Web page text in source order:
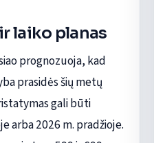
laiko planas
prognozuoja, kad
prasidės šių metų
gali būti
arba 2026 m. pradžioje.